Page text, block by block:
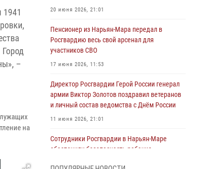
–
на
20 июня 2026, 21:01
Пенсионер из Нарьян-Мара передал в
Росгвардию весь свой арсенал для
участников СВО
17 июня 2026, 11:53
Директор Росгвардии Герой России генерал
армии Виктор Золотов поздравил ветеранов
и личный состав ведомства с Днём России
11 июня 2026, 21:01
Сотрудники Росгвардии в Нарьян-Маре
обеспечили безопасность ребенка,